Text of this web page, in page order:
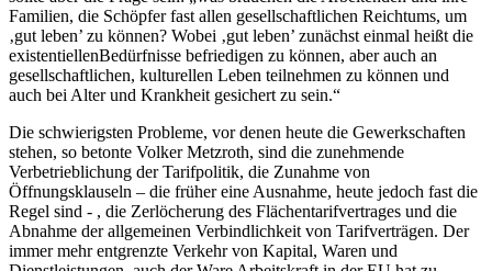
Familien, die Schöpfer fast allen gesellschaftlichen Reichtums, um
‚gut leben’ zu können? Wobei ‚gut leben’ zunächst einmal heißt die
existentiellenBedürfnisse befriedigen zu können, aber auch an
gesellschaftlichen, kulturellen Leben teilnehmen zu können und
auch bei Alter und Krankheit gesichert zu sein.“
Die schwierigsten Probleme, vor denen heute die Gewerkschaften
stehen, so betonte Volker Metzroth, sind die zunehmende
Verbetrieblichung der Tarifpolitik, die Zunahme von
Öffnungsklauseln – die früher eine Ausnahme, heute jedoch fast die
Regel sind - , die Zerlöcherung des Flächentarifvertrages und die
Abnahme der allgemeinen Verbindlichkeit von Tarifverträgen. Der
immer mehr entgrenzte Verkehr von Kapital, Waren und